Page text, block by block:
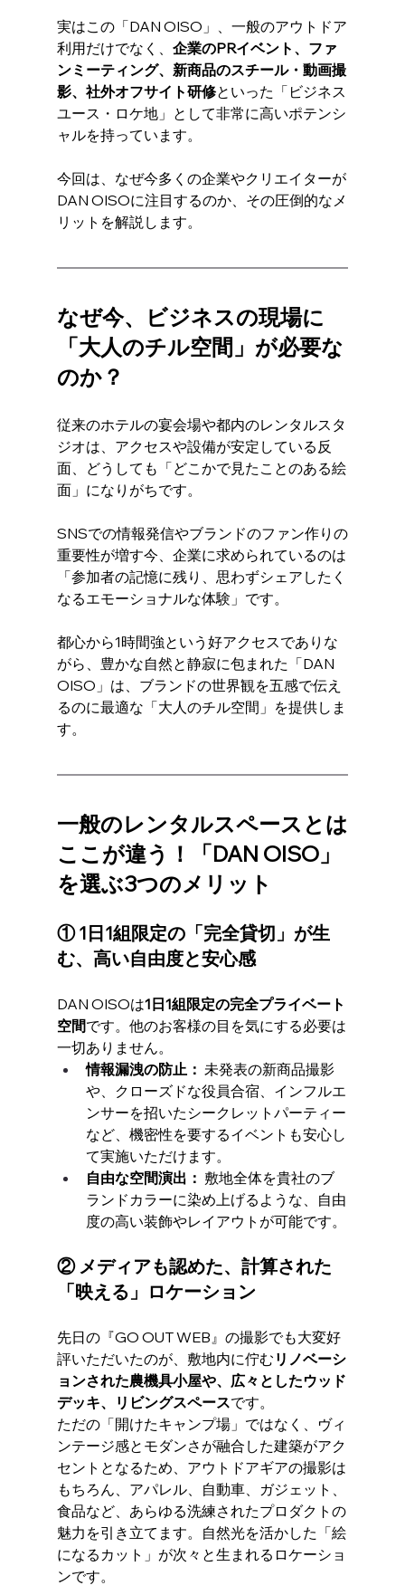
実はこの「DAN OISO」、一般のアウトドア
利用だけでなく、 企業のPRイベント、ファ
ンミーティング、新商品のスチール・動画撮
影、社外オフサイト研修といった「ビジネス
ユース・ロケ地」として非常に高いポテンシ
ャルを持っています。
今回は、なぜ今多くの企業やクリエイターが
DAN OISOに注目するのか、その圧倒的なメ
リットを解説します。
なぜ今、ビジネスの現場に
「大人のチル空間」が必要な
のか？
従来のホテルの宴会場や都内のレンタルスタ
ジオは、アクセスや設備が安定している反
面、どうしても「どこかで見たことのある絵
面」になりがちです。
SNSでの情報発信やブランドのファン作りの
重要性が増す今、企業に求められているのは
「参加者の記憶に残り、思わずシェアしたく
なるエモーショナルな体験」です。
都心から1時間強という好アクセスでありな
がら、豊かな自然と静寂に包まれた「DAN
OISO」は、ブランドの世界観を五感で伝え
るのに最適な「大人のチル空間」を提供しま
す。
一般のレンタルスペースとは
ここが違う！「DAN OISO」
を選ぶ3つのメリット
① 1日1組限定の「完全貸切」が生
む、高い自由度と安心感
DAN OISOは1日1組限定の完全プライベート
空間です。他のお客様の目を気にする必要は
一切ありません。
情報漏洩の防止： 未発表の新商品撮影
や、クローズドな役員合宿、インフルエ
ンサーを招いたシークレットパーティー
など、機密性を要するイベントも安心し
て実施いただけます。
自由な空間演出： 敷地全体を貴社のブ
ランドカラーに染め上げるような、自由
度の高い装飾やレイアウトが可能です。
② メディアも認めた、計算された
「映える」ロケーション
先日の『GO OUT WEB』の撮影でも大変好
評いただいたのが、敷地内に佇む リノベーシ
ョンされた農機具小屋や、広々としたウッド
デッキ、リビングスペースです。
ただの「開けたキャンプ場」ではなく、ヴィ
ンテージ感とモダンさが融合した建築がアク
セントとなるため、アウトドアギアの撮影は
もちろん、アパレル、自動車、ガジェット、
食品など、あらゆる洗練されたプロダクトの
魅力を引き立てます。自然光を活かした「絵
になるカット」が次々と生まれるロケーショ
ンです。